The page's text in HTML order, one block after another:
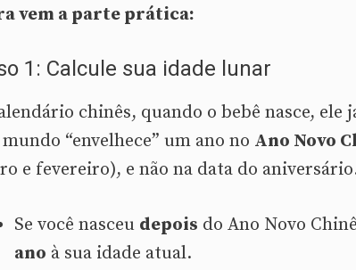
vem a parte prática:
1: Calcule sua idade lunar
chinês, quando o bebê nasce, ele
“envelhece” um ano no Ano Novo
e fevereiro), e não na data do
Se você nasceu depois do Ano Novo
ano à sua idade atual.